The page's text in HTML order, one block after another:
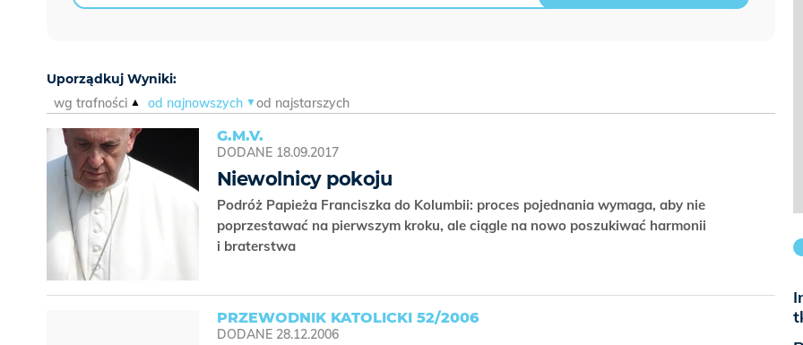
Uporządkuj Wyniki:
wg trafności
od najnowszych od najstarszych
G.M.V.
DODANE 18.09.2017
Niewolnicy pokoju
Podróż Papieża Franciszka do Kolumbii: proces pojednania wymaga, aby nie
poprzestawać na pierwszym kroku, ale ciągle na nowo poszukiwać harmonii
i braterstwa
PRZEWODNIK KATOLICKI 52/2006
DODANE 28.12.2006